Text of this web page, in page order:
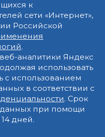
к
сети «Интернет»,
Российской
.
аналитики Яндекс
использовать
с использованием
в соответствии с
. Срок
данных при помощи
дней.